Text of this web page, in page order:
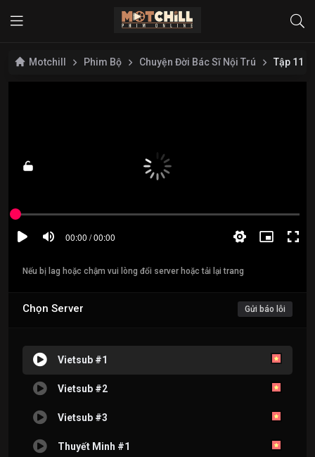
Motchill Phim Bộ Chuyện Đời Bác Sĩ Nội Trú Tập 11
Nếu bị lag hoặc chậm vui lòng đổi server hoặc tải lại trang
Chọn Server Gửi báo lỗi
Vietsub #1
Vietsub #2
Vietsub #3
Thuyết Minh #1